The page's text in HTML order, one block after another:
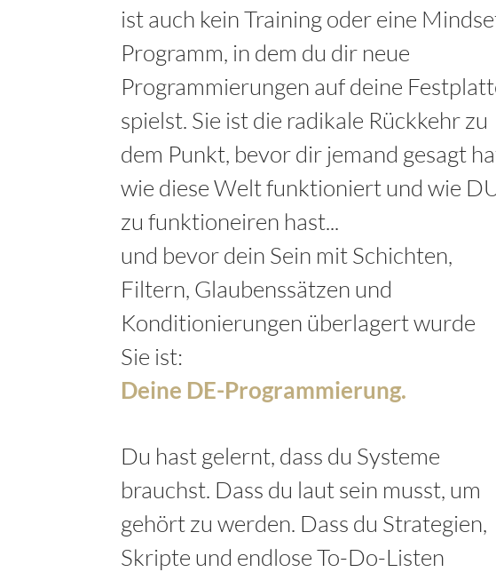
ist auch kein Training oder eine
Programm, in dem du dir neue
Programmierungen auf deine
spielst. Sie ist die radikale Rückkehr zu
dem Punkt, bevor dir jemand gesagt
wie diese Welt funktioniert und wie
zu funktioneiren hast...
und bevor dein Sein mit Schichten,
Filtern, Glaubenssätzen und
Konditionierungen überlagert wurde
Sie ist:
Deine DE-Programmierung.
Du hast gelernt, dass du Systeme
brauchst. Dass du laut sein musst, um
gehört zu werden. Dass du Strategien,
Skripte und endlose To-Do-Listen